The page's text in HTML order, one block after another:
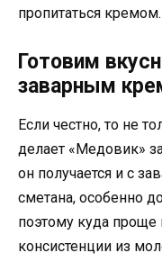
пропитаться кремом.
Готовим
заварным
Если честно, то не
делает «Медовик»
он получается и с
сметана, особенно
поэтому куда проще
консистенции из